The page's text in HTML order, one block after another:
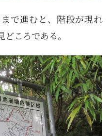
で進むと、階段が現れ
ころである。